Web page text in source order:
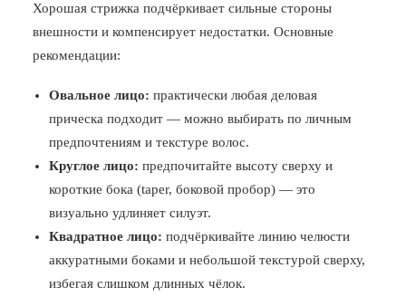
Хорошая стрижка подчёркивает сильные стороны
внешности и компенсирует недостатки. Основные
рекомендации:
Овальное лицо: практически любая деловая
прическа подходит — можно выбирать по личным
предпочтениям и текстуре волос.
Круглое лицо: предпочитайте высоту сверху и
короткие бока (taper, боковой пробор) — это
визуально удлиняет силуэт.
Квадратное лицо: подчёркивайте линию челюсти
аккуратными боками и небольшой текстурой сверху,
избегая слишком длинных чёлок.